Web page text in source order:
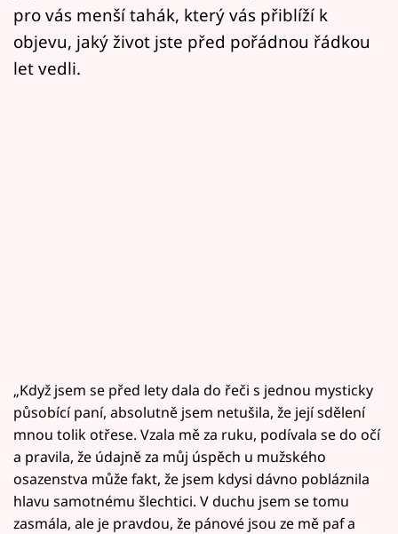
Přihlášení
pro vás menší tahák, který vás přiblíží k
objevu, jaký život jste před pořádnou řádkou
let vedli.
„Když jsem se před lety dala do řeči s jednou mysticky
působící paní, absolutně jsem netušila, že její sdělení
mnou tolik otřese. Vzala mě za ruku, podívala se do očí
a pravila, že údajně za můj úspěch u mužského
osazenstva může fakt, že jsem kdysi dávno pobláznila
hlavu samotnému šlechtici. V duchu jsem se tomu
zasmála, ale je pravdou, že pánové jsou ze mě paf a